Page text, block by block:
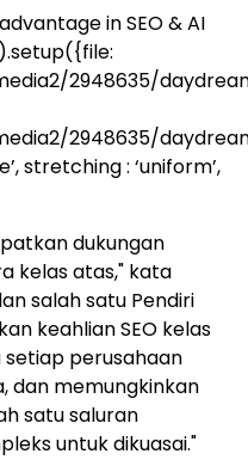
in SEO & AI
2948635/
2948635/
stretching : ‘uniform’,
dukungan
kelas atas," kata
salah satu Pendiri
keahlian SEO kelas
perusahaan
dan memungkinkan
satu saluran
untuk dikuasai."